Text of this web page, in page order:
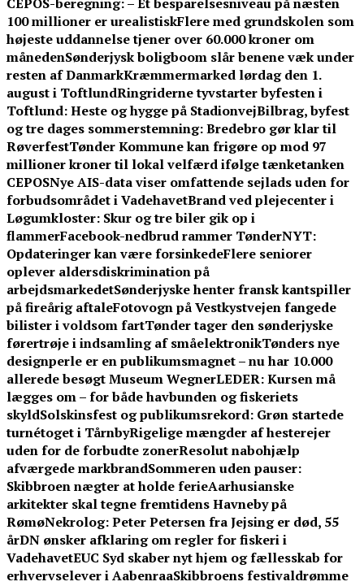
100 millioner er urealistiskFlere med grundskolen som
højeste uddannelse tjener over 60.000 kroner om
månedenSønderjysk boligboom slår benene væk under
resten af DanmarkKræmmermarked lørdag den 1.
august i ToftlundRingriderne tyvstarter byfesten i
Toftlund: Heste og hygge på StadionvejBilbrag, byfest
og tre dages sommerstemning: Bredebro gør klar til
RøverfestTønder Kommune kan frigøre op mod 97
millioner kroner til lokal velfærd ifølge tænketanken
CEPOSNye AIS-data viser omfattende sejlads uden for
forbudsområdet i VadehavetBrand ved plejecenter i
Løgumkloster: Skur og tre biler gik op i
flammerFacebook-nedbrud rammer TønderNYT:
Opdateringer kan være forsinkedeFlere seniorer
oplever aldersdiskrimination på
arbejdsmarkedetSønderjyske henter fransk kantspiller
på fireårig aftaleFotovogn på Vestkystvejen fangede
bilister i voldsom fartTønder tager den sønderjyske
førertrøje i indsamling af småelektronikTønders nye
designperle er en publikumsmagnet – nu har 10.000
allerede besøgt Museum WegnerLEDER: Kursen må
lægges om – for både havbunden og fiskeriets
skyldSolskinsfest og publikumsrekord: Grøn startede
turnétoget i TårnbyRigelige mængder af hesterejer
uden for de forbudte zonerResolut nabohjælp
afværgede markbrandSommeren uden pauser:
Skibbroen nægter at holde ferieAarhusianske
arkitekter skal tegne fremtidens Havneby på
RømøNekrolog: Peter Petersen fra Jejsing er død, 55
årDN ønsker afklaring om regler for fiskeri i
VadehavetEUC Syd skaber nyt hjem og fællesskab for
erhvervselever i AabenraaSkibbroens festivaldrømme